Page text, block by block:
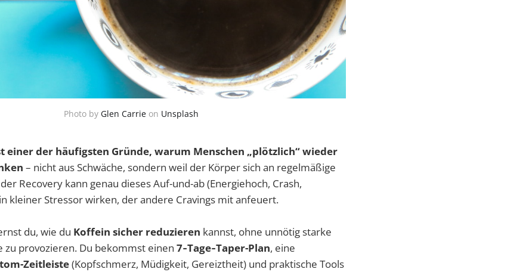
Photo by Glen Carrie on Unsplash
einer der häufigsten Gründe, warum Menschen „plötzlich“ wieder
– nicht aus Schwäche, sondern weil der Körper sich an regelmäßige
Recovery kann genau dieses Auf-und-ab (Energiehoch, Crash,
kleiner Stressor wirken, der andere Cravings mit anfeuert.
du, wie du Koffein sicher reduzieren kannst, ohne unnötig starke
zu provozieren. Du bekommst einen 7‑Tage‑Taper-Plan, eine
Zeitleiste(Kopfschmerz, Müdigkeit, Gereiztheit) und praktische Tools